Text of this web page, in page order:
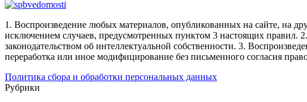
1. Воспроизведение любых материалов, опубликованных на сайте, на
исключением случаев, предусмотренных пунктом 3 настоящих правил.
законодательством об интеллектуальной собственности. 3.
переработка или иное модифицирование без письменного согласия
Политика сбора и обработки персональных данных
Рубрики